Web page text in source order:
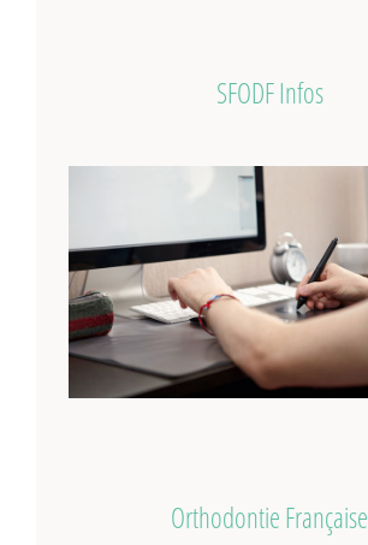
SFODF Infos
Orthodontie Française